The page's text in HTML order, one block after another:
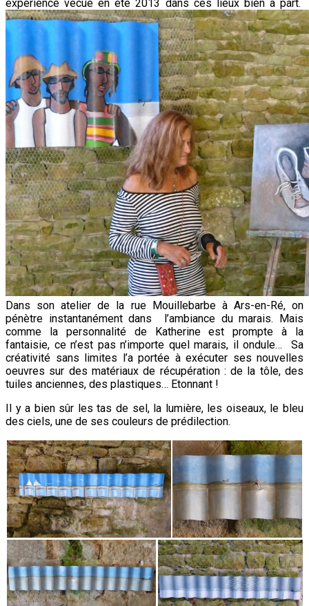
expérience vécue en été 2013 dans ces lieux bien à part.
Dans son atelier de la rue Mouillebarbe à Ars-en-Ré, on
pénètre instantanément dans l’ambiance du marais. Mais
comme la personnalité de Katherine est prompte à la
fantaisie, ce n’est pas n’importe quel marais, il ondule… Sa
créativité sans limites l’a portée à exécuter ses nouvelles
oeuvres sur des matériaux de récupération : de la tôle, des
tuiles anciennes, des plastiques… Etonnant !
Il y a bien sûr les tas de sel, la lumière, les oiseaux, le bleu
des ciels, une de ses couleurs de prédilection.